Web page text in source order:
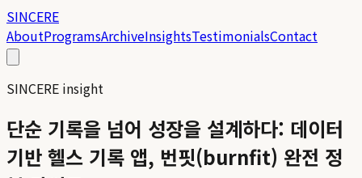
SINCERE
AboutProgramsArchiveInsightsTestimonialsContact
SINCERE insight
단순 기록을 넘어 성장을 설계하다: 데이터
기반 헬스 기록 앱, 번핏(burnfit) 완전 정